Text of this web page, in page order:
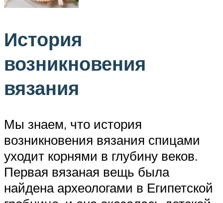
История
возникновения
вязания
Мы знаем, что история
возникновения вязания спицами
уходит корнями в глубину веков.
Первая вязаная вещь была
найдена археологами в Египетской